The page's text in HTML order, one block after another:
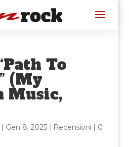
To
(My
Music,
| Gen 8, 2025| Recensioni | 0